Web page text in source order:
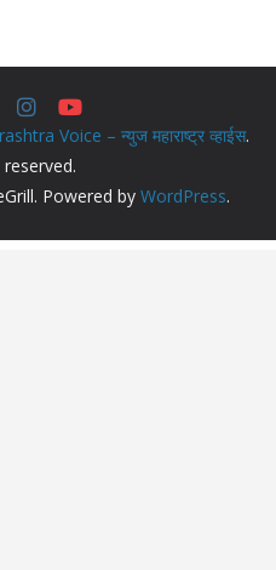
Voice – न्युज महाराष्ट्र व्हाईस.
Powered by WordPress.